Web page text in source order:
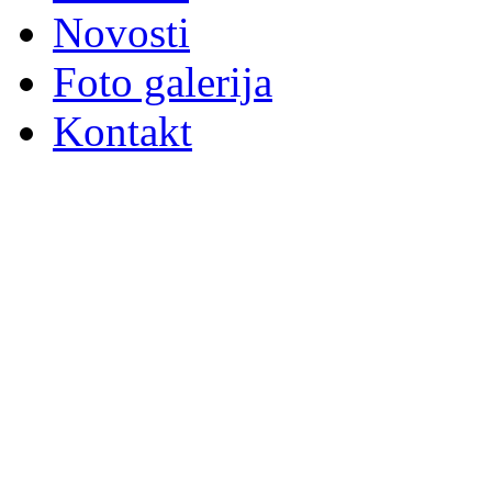
Novosti
Foto galerija
Kontakt